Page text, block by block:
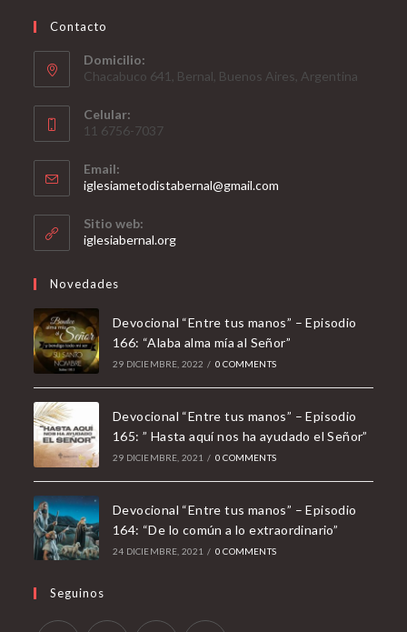
Contacto
Domicilio:
Chacabuco 641, Bernal, Buenos Aires, Argentina
Celular:
11 6756-7037
Email:
iglesiametodistabernal@gmail.com
Sitio web:
iglesiabernal.org
Novedades
Devocional “Entre tus manos” – Episodio
166: “Alaba alma mía al Señor”
29 DICIEMBRE, 2022 / 0 COMMENTS
Devocional “Entre tus manos” – Episodio
165: ” Hasta aquí nos ha ayudado el Señor”
29 DICIEMBRE, 2021 / 0 COMMENTS
Devocional “Entre tus manos” – Episodio
164: “De lo común a lo extraordinario”
24 DICIEMBRE, 2021 / 0 COMMENTS
Seguinos